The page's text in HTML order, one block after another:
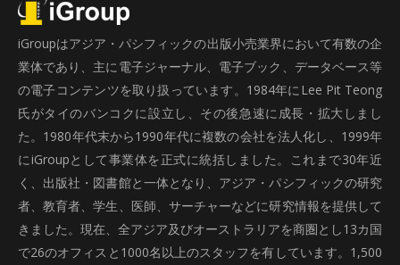
iGroupはアジア・パシフィックの出版小売業界において有数の企
業体であり、主に電子ジャーナル、電子ブック、データベース等
の電子コンテンツを取り扱っています。1984年にLee Pit Teong
氏がタイのバンコクに設立し、その後急速に成長・拡大しまし
た。1980年代末から1990年代に複数の会社を法人化し、1999年
にiGroupとして事業体を正式に統括しました。これまで30年近
く、出版社・図書館と一体となり、アジア・パシフィックの研究
者、教育者、学生、医師、サーチャーなどに研究情報を提供して
きました。現在、全アジア及びオーストラリアを商圏とし13カ国
で26のオフィスと1000名以上のスタッフを有しています。1,500